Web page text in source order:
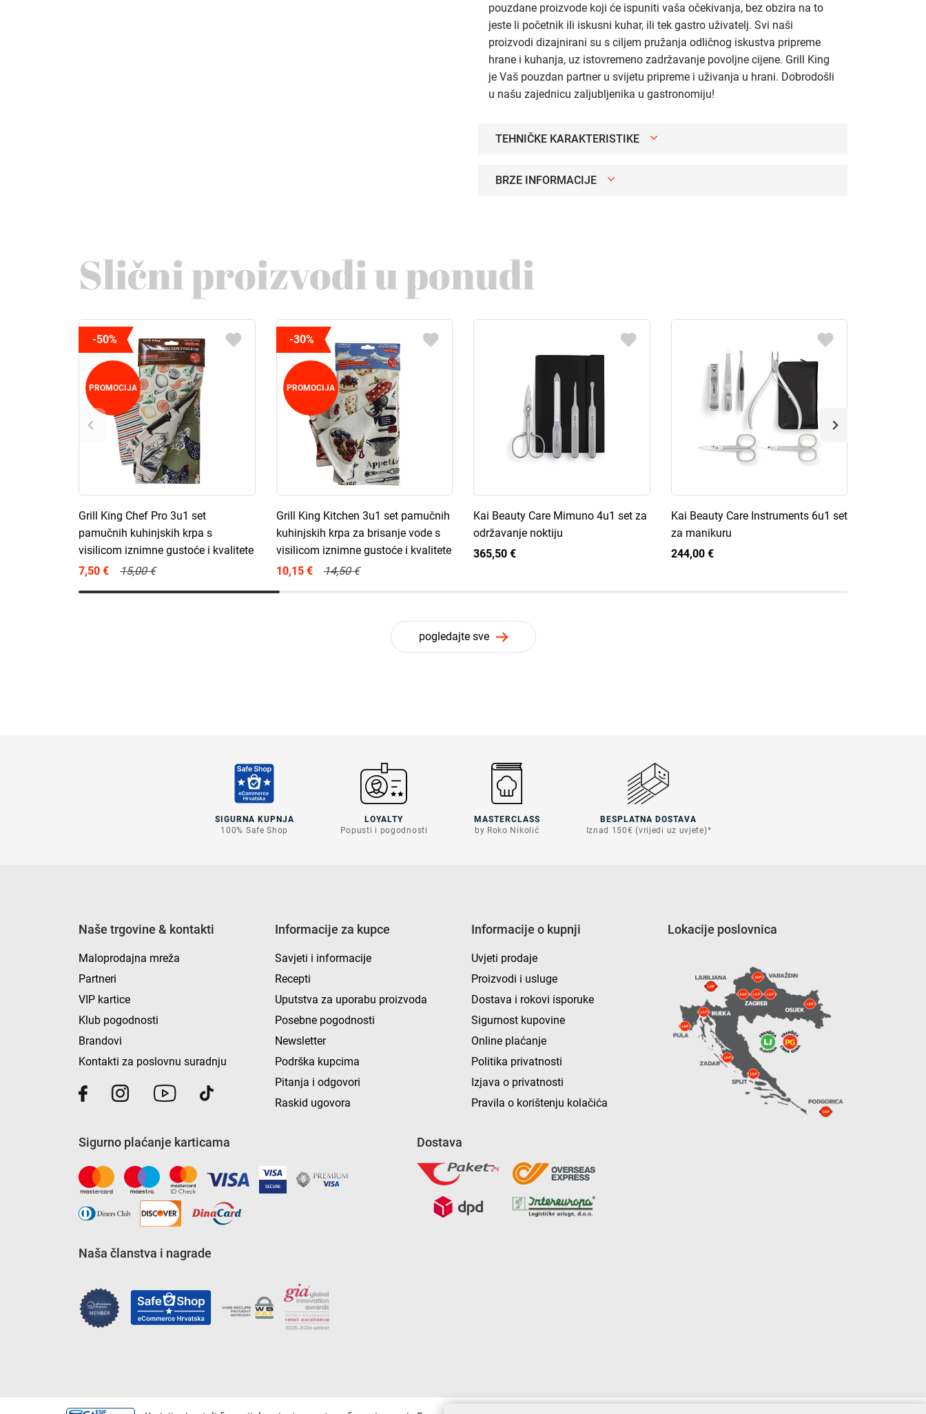
pouzdane proizvode koji će ispuniti vaša očekivanja, bez obzira na to
jeste li početnik ili iskusni kuhar, ili tek gastro uživatelj. Svi naši
proizvodi dizajnirani su s ciljem pružanja odličnog iskustva pripreme
hrane i kuhanja, uz istovremeno zadržavanje povoljne cijene. Grill King
je Vaš pouzdan partner u svijetu pripreme i uživanja u hrani. Dobrodošli
u našu zajednicu zaljubljenika u gastronomiju!
TEHNIČKE KARAKTERISTIKE
BRZE INFORMACIJE
Slični proizvodi u ponudi
-50%
PROMOCIJA
Grill King Chef Pro 3u1 set
pamučnih kuhinjskih krpa s
visilicom iznimne gustoće i kvalitete
7,50 €
15,00 €
-30%
PROMOCIJA
Grill King Kitchen 3u1 set pamučnih
kuhinjskih krpa za brisanje vode s
visilicom iznimne gustoće i kvalitete
10,15 €
14,50 €
Kai Beauty Care Mimuno 4u1 set za
održavanje noktiju
365,50 €
Kai Beauty Care Instruments 6u1 set
za manikuru
244,00 €
pogledajte sve
SIGURNA KUPNJA
100% Safe Shop
LOYALTY
Popusti i pogodnosti
MASTERCLASS
by Roko Nikolić
BESPLATNA DOSTAVA
Iznad 150€ (vrijedi uz uvjete)*
Naše trgovine & kontakti
Maloprodajna mreža
Partneri
VIP kartice
Klub pogodnosti
Brandovi
Kontakti za poslovnu suradnju
Informacije za kupce
Savjeti i informacije
Recepti
Uputstva za uporabu proizvoda
Posebne pogodnosti
Newsletter
Podrška kupcima
Pitanja i odgovori
Raskid ugovora
Informacije o kupnji
Uvjeti prodaje
Proizvodi i usluge
Dostava i rokovi isporuke
Sigurnost kupovine
Online plaćanje
Politika privatnosti
Izjava o privatnosti
Pravila o korištenju kolačića
Lokacije poslovnica
Sigurno plaćanje karticama
Naša članstva i nagrade
Dostava